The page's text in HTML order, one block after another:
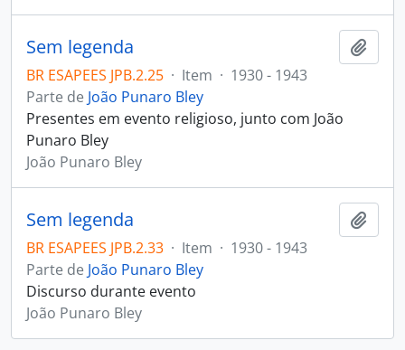
Sem legenda
BR ESAPEES JPB.2.25 · Item · 1930 - 1943
Parte de João Punaro Bley
Presentes em evento religioso, junto com João
Punaro Bley
João Punaro Bley
Sem legenda
BR ESAPEES JPB.2.33 · Item · 1930 - 1943
Parte de João Punaro Bley
Discurso durante evento
João Punaro Bley